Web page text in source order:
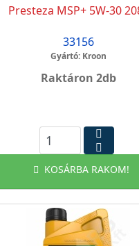
Presteza MSP+ 5W-30
33156
Gyártó: Kroon
Raktáron 2db
KOSÁRBA RAKOM!